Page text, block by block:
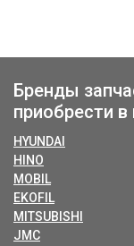
Бренды
приобрести в
HYUNDAI
HINO
MOBIL
EKOFIL
MITSUBISHI
JMC